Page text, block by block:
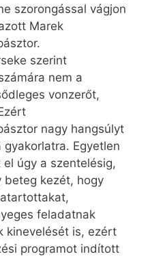
szorongással vágjon
Marek
szerint
nem a
vonzerőt,
nagy hangsúlyt
Egyetlen
úgy a szentelésig,
beteg kezét, hogy
feladatnak
kinevelését is, ezért
programot indított